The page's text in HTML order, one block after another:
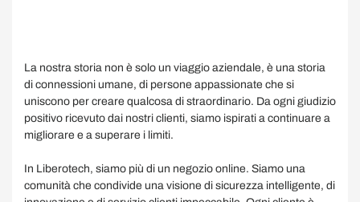
La nostra storia non è solo un viaggio aziendale, è una storia
di connessioni umane, di persone appassionate che si
uniscono per creare qualcosa di straordinario. Da ogni giudizio
positivo ricevuto dai nostri clienti, siamo ispirati a continuare a
migliorare e a superare i limiti.
In Liberotech, siamo più di un negozio online. Siamo una
comunità che condivide una visione di sicurezza intelligente, di